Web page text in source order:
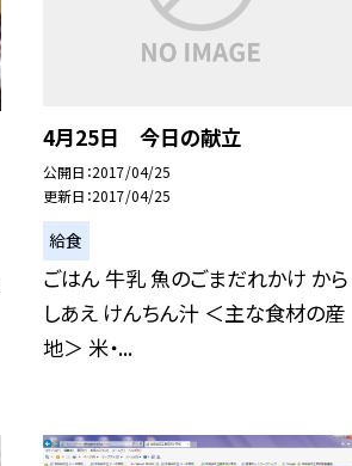
4月25日 今日の献立
公開日 2017/04/25
更新日 2017/04/25
給食
ごはん 牛乳 魚のごまだれかけ から
しあえ けんちん汁 ＜主な食材の産
地＞ 米・...